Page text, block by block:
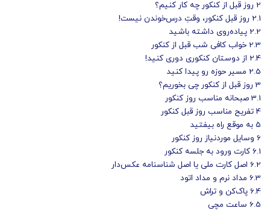
2 روز قبل از کنکور چه کار کنیم؟
2.1 روز قبل کنکور، وقتِ درس‌خوندن نیست!
2.2 پیاده‌روی داشته باشید
2.3 خواب کافی شب قبل از کنکور
2.4 از دوستان کنکوری‌ دوری کنید!
2.5 مسیر حوزه رو پیدا کنید
3 روز قبل از کنکور چی بخوریم؟
3.1 صبحانه مناسب روز کنکور
4 تفریح مناسب روز قبل کنکور
5 به موقع راه بیفتید
6 وسایل موردنیاز روز کنکور
6.1 کارت ورود به جلسه کنکور
6.2 اصل کارت ملی یا اصل شناسنامه عکس‌دار
6.3 مداد نرم و مداد اتود
6.4 پاک‌کن و تراش
6.5 ساعت مچی